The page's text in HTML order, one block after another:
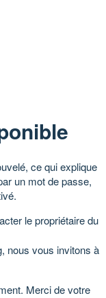
ce qui explique
un mot de passe,
le propriétaire du
nous vous invitons à
Merci de votre